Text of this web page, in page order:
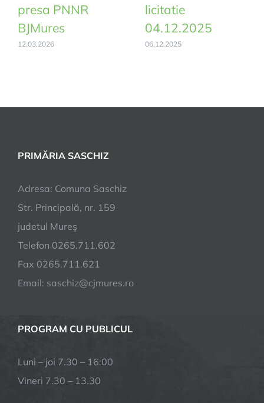
presa PNNR
BJMures
12.03.2026
licitatie
04.12.2025
06.12.2025
PRIMĂRIA SASCHIZ
Adresa: Comuna Saschiz
Str. Principală, nr. 159
judetul Mureş
Telefon 0265.711.602
Fax 0265.711.621
Email: saschiz@cjmures.ro
PROGRAM CU PUBLICUL
Luni – joi 7.30 – 16:00
Vineri 7.30 – 13.30